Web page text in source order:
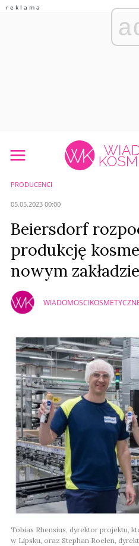
PRODUCENCI
05.05.2023 00:00
Beiersdorf
produkcję
nowym
Tobias Rhensius, dyrektor projektu,
w Lipsku, oraz Stephan Roelen,